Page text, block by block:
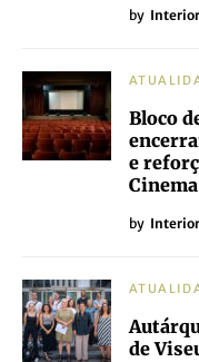
by
Bloco
e
by
de